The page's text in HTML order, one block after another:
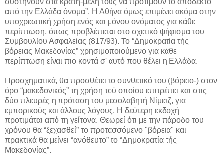
συστήνουν στα κράτη-μέλη τους να προτιμούν το αποδεκτό
από την Ελλάδα όνομα”. Η Αθήνα όμως επιμένει ακόμα στην
υποχρεωτική χρήση ενός και μόνου ονόματος για κάθε
περίπτωση, όπως προβλέπεται στο σχετικό ψήφισμα του
Συμβουλίου Ασφαλείας (817/93). Το “Δημοκρατία τής
βόρειας Μακεδονίας” χρησιμοποιούμενο για κάθε
περίπτωση είναι πιο κοντά σ' αυτό που θέλει η Ελλάδα.
Προσχηματικά, θα προσθέτει το συνθετικό του (βόρειο-) στον
όρο “μακεδονικός” τη χρήση τού οποίου επιτρέπει και στις
δύο πλευρές η πρόταση του μεσολαβητή Νίμετζ, για
εμπορικούς και άλλους λόγους. Η δεύτερη εκδοχή
προτιμάται από τη γείτονα. Θεωρεί ότι με την πάροδο του
χρόνου θα “ξεχασθεί” το προτασσόμενο "βόρεια" και
πρακτικά θα μείνει “ανόθευτο” το “Δημοκρατία τής
Μακεδονίας”.